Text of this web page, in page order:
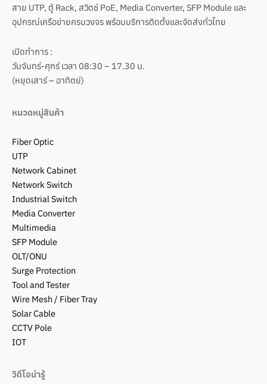
สาย UTP, ตู้ Rack, สวิตช์ PoE, Media Converter, SFP Module และ
อุปกรณ์เครือข่ายครบวงจร พร้อมบริการติดตั้งและจัดส่งทั่วไทย
เปิดทำการ :
วันจันทร์-ศุกร์ เวลา 08:30 – 17.30 น.
(หยุดเสาร์ – อาทิตย์)
หมวดหมู่สินค้า
Fiber Optic
UTP
Network Cabinet
Network Switch
Industrial Switch
Media Converter
Multimedia
SFP Module
OLT/ONU
Surge Protection
Tool and Tester
Wire Mesh / Fiber Tray
Solar Cable
CCTV Pole
IOT
วิดีโอน่ารู้